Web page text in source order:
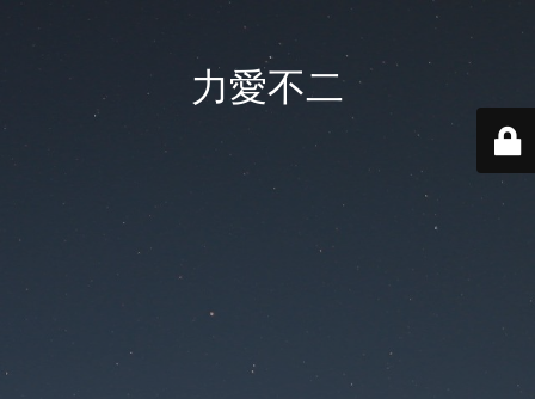
力愛不二